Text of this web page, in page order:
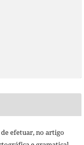
efetuar, no artigo